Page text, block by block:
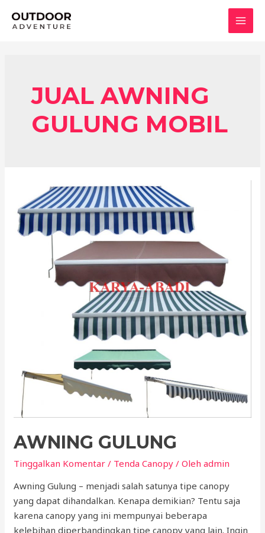
JUAL AWNING
GULUNG MOBIL
AWNING GULUNG
Tinggalkan Komentar / Tenda Canopy / Olehadmin
Awning Gulung – menjadi salah satunya tipe canopy
yang dapat dihandalkan. Kenapa demikian? Tentu saja
karena canopy yang ini mempunyai beberapa
kelebihan diperbandingkan tipe canopy yang lain. Ingin